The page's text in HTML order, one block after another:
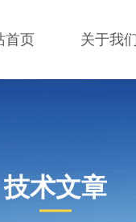
首页 关于我们
技术文章